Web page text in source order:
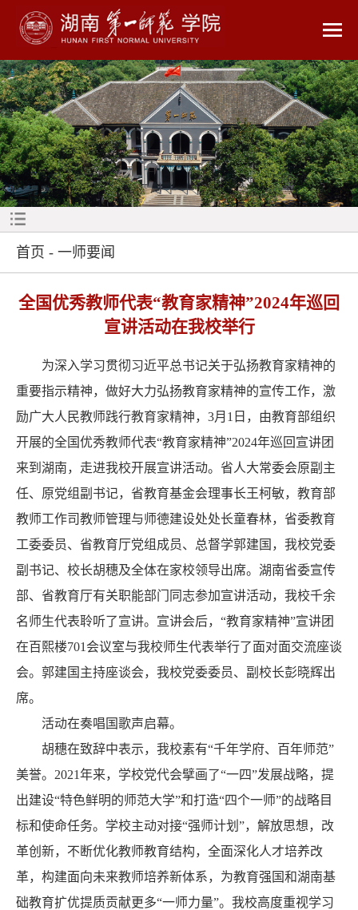
首页 - 一师要闻
全国优秀教师代表“教育家精神”2024年巡回
宣讲活动在我校举行
为深入学习贯彻习近平总书记关于弘扬教育家精神的
重要指示精神，做好大力弘扬教育家精神的宣传工作，激
励广大人民教师践行教育家精神，3月1日，由教育部组织
开展的全国优秀教师代表“教育家精神”2024年巡回宣讲团
来到湖南，走进我校开展宣讲活动。省人大常委会原副主
任、原党组副书记，省教育基金会理事长王柯敏，教育部
教师工作司教师管理与师德建设处处长童春林，省委教育
工委委员、省教育厅党组成员、总督学郭建国，我校党委
副书记、校长胡穗及全体在家校领导出席。湖南省委宣传
部、省教育厅有关职能部门同志参加宣讲活动，我校千余
名师生代表聆听了宣讲。宣讲会后，“教育家精神”宣讲团
在百熙楼701会议室与我校师生代表举行了面对面交流座谈
会。郭建国主持座谈会，我校党委委员、副校长彭晓辉出
席。
活动在奏唱国歌声启幕。
胡穗在致辞中表示，我校素有“千年学府、百年师范”
美誉。2021年来，学校党代会擘画了“一四”发展战略，提
出建设“特色鲜明的师范大学”和打造“四个一师”的战略目
标和使命任务。学校主动对接“强师计划”，解放思想，改
革创新，不断优化教师教育结构，全面深化人才培养改
革，构建面向未来教师培养新体系，为教育强国和湖南基
础教育扩优提质贡献更多“一师力量”。我校高度重视学习